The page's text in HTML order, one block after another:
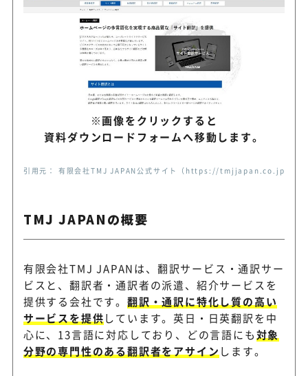
1文字単価で気軽に頼める
※画像をクリックすると
資料ダウンロードフォームへ移動します。
引用元： 有限会社TMJ JAPAN公式サイト（https://tmjjapan.co.jp/
TMJ JAPANの概要
有限会社TMJ JAPANは、翻訳サービス・通訳サー
ビスと、翻訳者・通訳者の派遣、紹介サービスを
提供する会社です。翻訳・通訳に特化し質の高い
サービスを提供しています。英日・日英翻訳を中
心に、13言語に対応しており、どの言語にも対象
分野の専門性のある翻訳者をアサイン します。